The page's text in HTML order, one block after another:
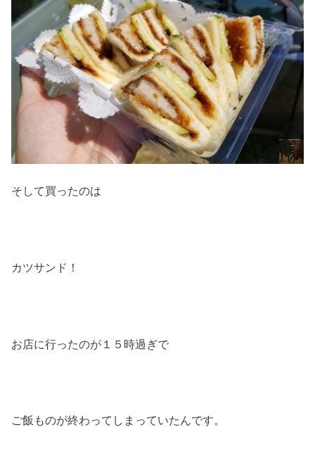
そして買ったのは
カツサンド！
お店に行ったのが１５時過ぎで
ご飯ものが終わってしまっていたんです。